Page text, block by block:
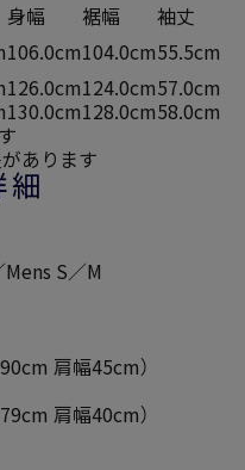
身幅 裾幅
袖丈
106.0cm104.0cm55.5cm
126.0cm124.0cm57.0cm
130.0cm128.0cm58.0cm
あります
細
S／M
肩幅45cm）
肩幅40cm）